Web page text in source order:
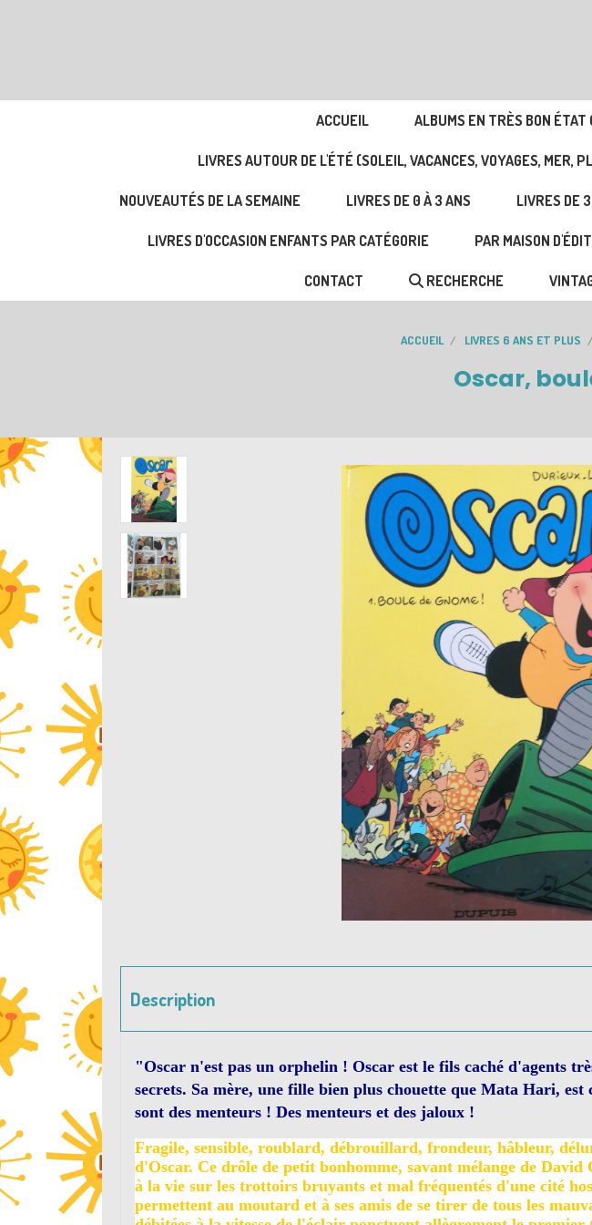
ACCUEIL ALBUMS EN TRÈS BON ÉTAT
LIVRES AUTOUR DE L'ÉTÉ (SOLEIL, VACANCES, VOYAGES, MER,
NOUVEAUTÉS DE LA SEMAINE LIVRES DE 0 À 3 ANS LIVRES DE
LIVRES D'OCCASION ENFANTS PAR CATÉGORIE PAR MAISON
CONTACT RECHERCHE
ACCUEIL LIVRES 6 ANS ET PLUS
Oscar,
Description
"Oscar n'est pas un orphelin ! Oscar est le fils caché d'agents
secrets. Sa mère, une fille bien plus chouette que Mata Hari,
sont des menteurs ! Des menteurs et des jaloux !
Fragile, sensible, roublard, débrouillard, frondeur, hâbleur,
d'Oscar. Ce drôle de petit bonhomme, savant mélange de
à la vie sur les trottoirs bruyants et mal fréquentés d'une cité
permettent au moutard et à ses amis de se tirer de tous les